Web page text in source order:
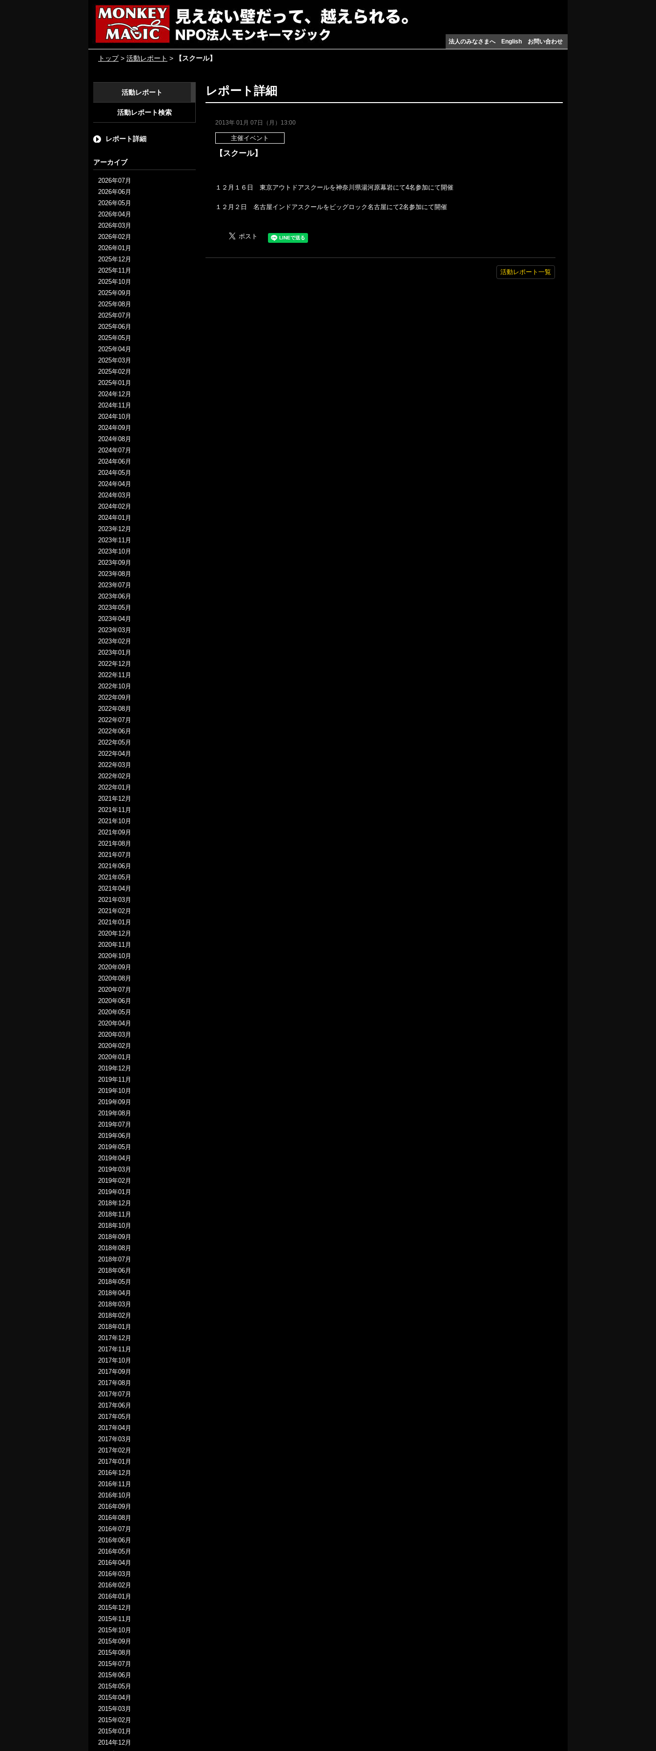
法人のみなさまへ English お問い合わせ
トップ> 活動レポート > 【スクール】
活動レポート
活動レポート検索
レポート詳細
アーカイブ
2026年07月
2026年06月
2026年05月
2026年04月
2026年03月
2026年02月
2026年01月
2025年12月
2025年11月
2025年10月
2025年09月
2025年08月
2025年07月
2025年06月
2025年05月
2025年04月
2025年03月
2025年02月
2025年01月
2024年12月
2024年11月
2024年10月
2024年09月
2024年08月
2024年07月
2024年06月
2024年05月
2024年04月
2024年03月
2024年02月
2024年01月
2023年12月
2023年11月
2023年10月
2023年09月
2023年08月
2023年07月
2023年06月
2023年05月
2023年04月
2023年03月
2023年02月
2023年01月
2022年12月
2022年11月
2022年10月
2022年09月
2022年08月
2022年07月
2022年06月
2022年05月
2022年04月
2022年03月
2022年02月
2022年01月
2021年12月
2021年11月
2021年10月
2021年09月
2021年08月
2021年07月
2021年06月
2021年05月
2021年04月
2021年03月
2021年02月
2021年01月
2020年12月
2020年11月
2020年10月
2020年09月
2020年08月
2020年07月
2020年06月
2020年05月
2020年04月
2020年03月
2020年02月
2020年01月
2019年12月
2019年11月
2019年10月
2019年09月
2019年08月
2019年07月
2019年06月
2019年05月
2019年04月
2019年03月
2019年02月
2019年01月
2018年12月
2018年11月
2018年10月
2018年09月
2018年08月
2018年07月
2018年06月
2018年05月
2018年04月
2018年03月
2018年02月
2018年01月
2017年12月
2017年11月
2017年10月
2017年09月
2017年08月
2017年07月
2017年06月
2017年05月
2017年04月
2017年03月
2017年02月
2017年01月
2016年12月
2016年11月
2016年10月
2016年09月
2016年08月
2016年07月
2016年06月
2016年05月
2016年04月
2016年03月
2016年02月
2016年01月
2015年12月
2015年11月
2015年10月
2015年09月
2015年08月
2015年07月
2015年06月
2015年05月
2015年04月
2015年03月
2015年02月
2015年01月
2014年12月
レポート詳細
2013年 01月 07日（月）13:00
主催イベント
【スクール】
１２月１６日 東京アウトドアスクールを神奈川県湯河原幕岩にて4名参加にて開催
１２月２日 名古屋インドアスクールをビッグロック名古屋にて2名参加にて開催
活動レポート一覧